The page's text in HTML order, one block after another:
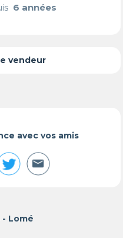
6 années
vendeur
avec vos amis
Lomé